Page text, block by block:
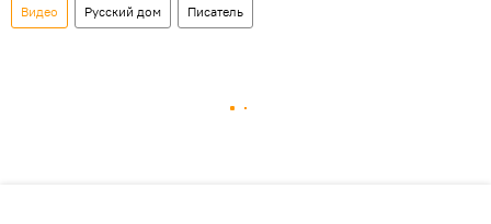
Видео Русский дом Писатель